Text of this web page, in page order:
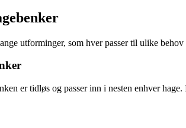
utforminger, som hver passer til ulike behov
er tidløs og passer inn i nesten enhver